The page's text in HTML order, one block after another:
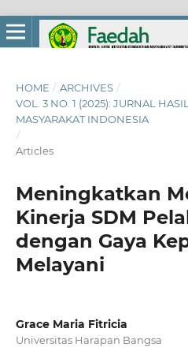
HOME / ARCHIVES /
VOL. 3 NO. 1 (2025): JURNAL
MASYARAKAT INDONESIA
/
Articles
Meningkatkan
Kinerja SDM
dengan Gaya
Melayani
Grace Maria Fitricia
Universitas Harapan Bangsa